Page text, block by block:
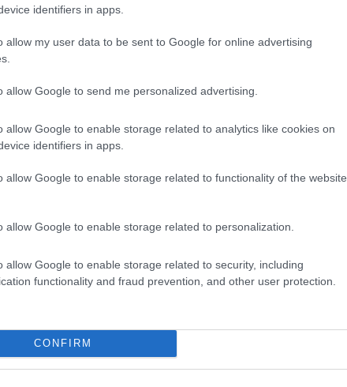
identifiers in apps.
allow my user data to be sent to Google for online advertising
allow Google to send me personalized advertising.
allow Google to enable storage related to analytics like cookies on
identifiers in apps.
allow Google to enable storage related to functionality of the website
allow Google to enable storage related to personalization.
allow Google to enable storage related to security, including
functionality and fraud prevention, and other user protection.
CONFIRM
temo encontrarme con alguien conocido»,
escondida y avergonzada. No podía
a hablar por fin».
en una reclusa», dijo el editor adjunto de la
Emilie IkedaenTODAYel miércoles: «Ella